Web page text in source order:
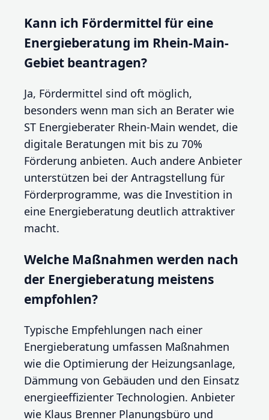
Kann ich Fördermittel für eine
Energieberatung im Rhein-Main-
Gebiet beantragen?
Ja, Fördermittel sind oft möglich,
besonders wenn man sich an Berater wie
ST Energieberater Rhein-Main wendet, die
digitale Beratungen mit bis zu 70%
Förderung anbieten. Auch andere Anbieter
unterstützen bei der Antragstellung für
Förderprogramme, was die Investition in
eine Energieberatung deutlich attraktiver
macht.
Welche Maßnahmen werden nach
der Energieberatung meistens
empfohlen?
Typische Empfehlungen nach einer
Energieberatung umfassen Maßnahmen
wie die Optimierung der Heizungsanlage,
Dämmung von Gebäuden und den Einsatz
energieeffizienter Technologien. Anbieter
wie Klaus Brenner Planungsbüro und